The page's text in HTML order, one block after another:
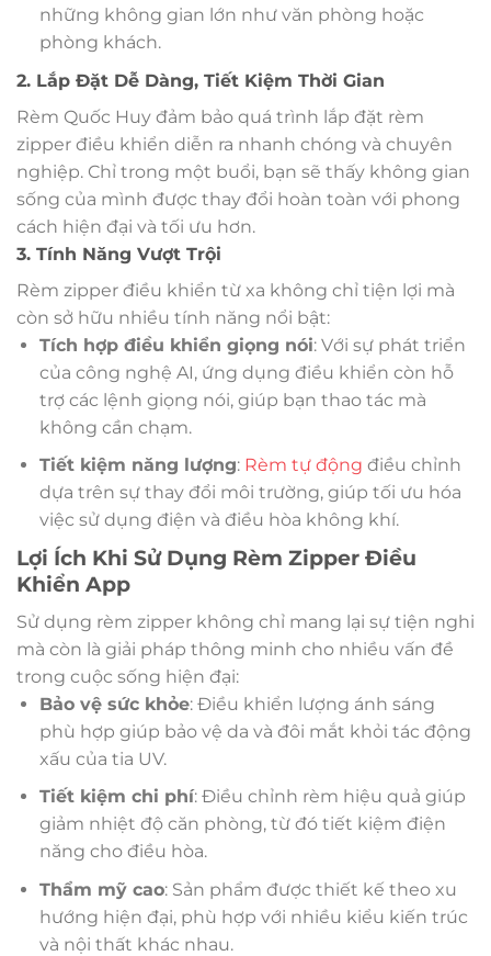
những không gian lớn như văn phòng hoặc
phòng khách.
2. Lắp Đặt Dễ Dàng, Tiết Kiệm Thời Gian
Rèm Quốc Huy đảm bảo quá trình lắp đặt rèm
zipper điều khiển diễn ra nhanh chóng và chuyên
nghiệp. Chỉ trong một buổi, bạn sẽ thấy không gian
sống của mình được thay đổi hoàn toàn với phong
cách hiện đại và tối ưu hơn.
3. Tính Năng Vượt Trội
Rèm zipper điều khiển từ xa không chỉ tiện lợi mà
còn sở hữu nhiều tính năng nổi bật:
Tích hợp điều khiển giọng nói: Với sự phát triển
của công nghệ AI, ứng dụng điều khiển còn hỗ
trợ các lệnh giọng nói, giúp bạn thao tác mà
không cần chạm.
Tiết kiệm năng lượng: Rèm tự động điều chỉnh
dựa trên sự thay đổi môi trường, giúp tối ưu hóa
việc sử dụng điện và điều hòa không khí.
Lợi Ích Khi Sử Dụng Rèm Zipper Điều
Khiển App
Sử dụng rèm zipper không chỉ mang lại sự tiện nghi
mà còn là giải pháp thông minh cho nhiều vấn đề
trong cuộc sống hiện đại:
Bảo vệ sức khỏe: Điều khiển lượng ánh sáng
phù hợp giúp bảo vệ da và đôi mắt khỏi tác động
xấu của tia UV.
Tiết kiệm chi phí: Điều chỉnh rèm hiệu quả giúp
giảm nhiệt độ căn phòng, từ đó tiết kiệm điện
năng cho điều hòa.
Thẩm mỹ cao: Sản phẩm được thiết kế theo xu
hướng hiện đại, phù hợp với nhiều kiểu kiến trúc
và nội thất khác nhau.